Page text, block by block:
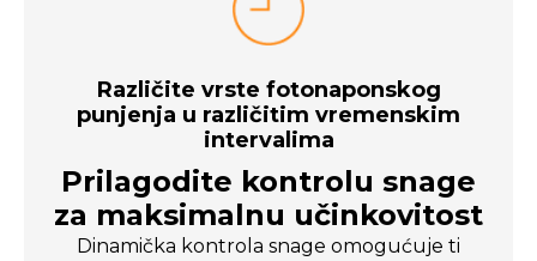
Različite vrste fotonaponskog
punjenja u različitim vremenskim
intervalima
Prilagodite kontrolu snage
za maksimalnu učinkovitost
Dinamička kontrola snage omogućuje ti